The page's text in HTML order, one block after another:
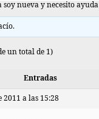
soy nueva y necesito ayuda
un total de 1)
Entradas
2011 a las 15:28